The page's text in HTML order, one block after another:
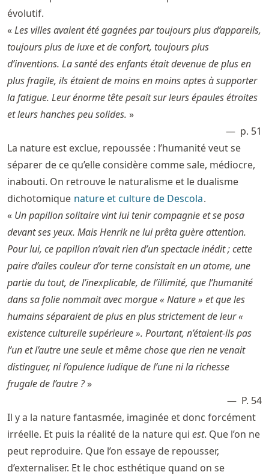
évolutif.
«Les villes avaient été gagnées par toujours plus d’appareils,
toujours plus de luxe et de confort, toujours plus
d’inventions. La santé des enfants était devenue de plus en
plus fragile, ils étaient de moins en moins aptes à supporter
la fatigue. Leur énorme tête pesait sur leurs épaules étroites
et leurs hanches peu solides. »
p. 51
La nature est exclue, repoussée : l’humanité veut se
séparer de ce qu’elle considère comme sale, médiocre,
inabouti. On retrouve le naturalisme et le dualisme
dichotomique nature et culture de Descola.
« Un papillon solitaire vint lui tenir compagnie et se posa
devant ses yeux. Mais Henrik ne lui prêta guère attention.
Pour lui, ce papillon n’avait rien d’un spectacle inédit ; cette
paire d’ailes couleur d’or terne consistait en un atome, une
partie du tout, de l’inexplicable, de l’illimité, que l’humanité
dans sa folie nommait avec morgue « Nature » et que les
humains séparaient de plus en plus strictement de leur «
existence culturelle supérieure ». Pourtant, n’étaient-ils pas
l’un et l’autre une seule et même chose que rien ne venait
distinguer, ni l’opulence ludique de l’une ni la richesse
frugale de l’autre ?»
P. 54
Il y a la nature fantasmée, imaginée et donc forcément
irréelle. Et puis la réalité de la nature qui est. Que l’on ne
peut reproduire. Que l’on essaye de repousser,
d’externaliser. Et le choc esthétique quand on se